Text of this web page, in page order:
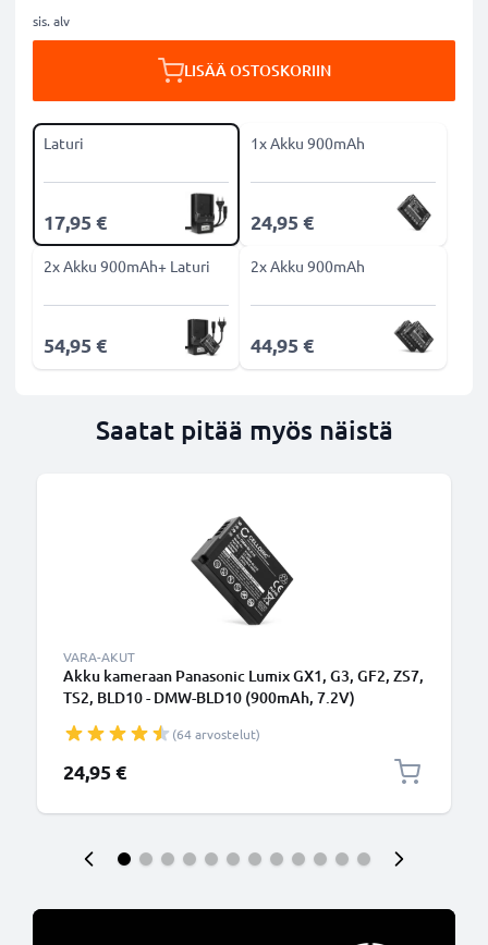
sis. alv
LISÄÄ OSTOSKORIIN
Laturi
17,95 €
1x Akku 900mAh
24,95 €
2x Akku 900mAh+ Laturi
54,95 €
2x Akku 900mAh
44,95 €
Saatat pitää myös näistä
VARA-AKUT
Akku kameraan Panasonic Lumix GX1, G3, GF2, ZS7,
TS2, BLD10 - DMW-BLD10 (900mAh, 7.2V)
(64 arvostelut)
24,95 €